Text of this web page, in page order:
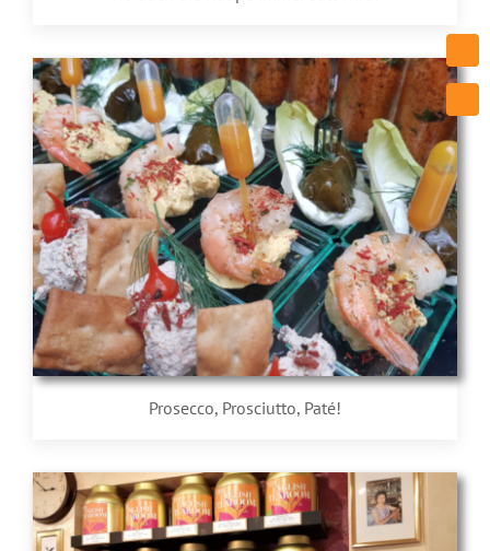
Prosecco, Prosciutto, Paté!